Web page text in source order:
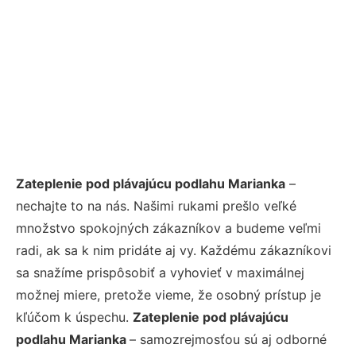
Zateplenie pod plávajúcu podlahu Marianka –
nechajte to na nás. Našimi rukami prešlo veľké
množstvo spokojných zákazníkov a budeme veľmi
radi, ak sa k nim pridáte aj vy. Každému zákazníkovi
sa snažíme prispôsobiť a vyhovieť v maximálnej
možnej miere, pretože vieme, že osobný prístup je
kľúčom k úspechu. Zateplenie pod plávajúcu
podlahu Marianka – samozrejmosťou sú aj odborné